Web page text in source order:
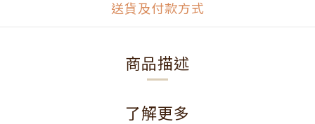
送貨及付款方式
商品描述
了解更多